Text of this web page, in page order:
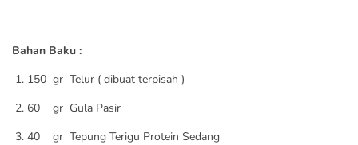
Bahan Baku :
1. 150 gr Telur ( dibuat terpisah )
2. 60 gr Gula Pasir
3. 40 gr Tepung Terigu Protein Sedang